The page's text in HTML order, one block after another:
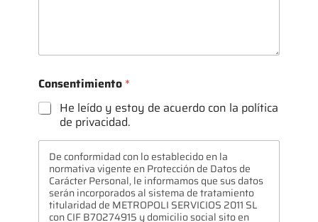
l
e
c
r
Consentimiento *
He leído y estoy de acuerdo con la política
de privacidad.
De conformidad con lo establecido en la
normativa vigente en Protección de Datos de
Carácter Personal, le informamos que sus datos
serán incorporados al sistema de tratamiento
titularidad de METROPOLI SERVICIOS 2011 SL
con CIF B70274915 y domicilio social sito en